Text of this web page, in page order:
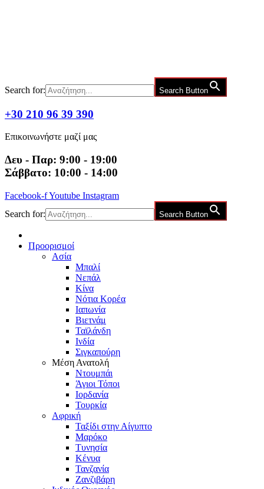
Search for: Search Button
+30 210 96 39 390
Επικοινωνήστε μαζί μας
Δευ - Παρ: 9:00 - 19:00
Σάββατο: 10:00 - 14:00
Facebook-fYoutube Instagram
Search for:
Search Button
Προορισμοί
Ασία
Μπαλί
Νεπάλ
Κίνα
Νότια Κορέα
Ιαπωνία
Βιετνάμ
Ταϊλάνδη
Ινδία
Σιγκαπούρη
Μέση Ανατολή
Ντουμπάι
Άγιοι Τόποι
Ιορδανία
Τουρκία
Αφρική
Ταξίδι στην Αίγυπτο
Μαρόκο
Τυνησία
Κένυα
Τανζανία
Ζανζιβάρη